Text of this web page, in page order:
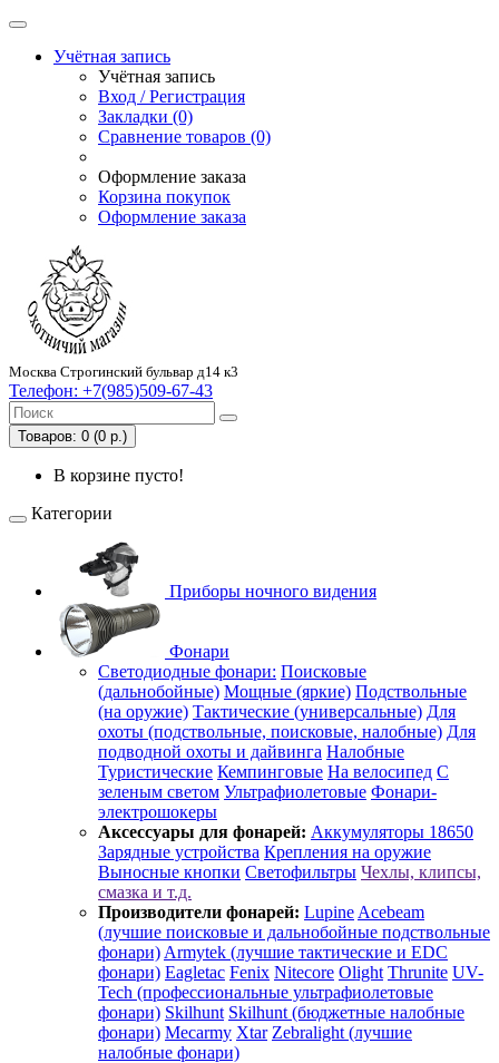
Учётная запись
Учётная запись
Вход / Регистрация
Закладки (0)
Сравнение товаров (0)
Оформление заказа
Корзина покупок
Оформление заказа
Москва Строгинский бульвар д14 к3
Телефон: +7(985)509-67-43
Товаров: 0 (0 р.)
В корзине пусто!
Категории
Приборы ночного видения
Фонари
Светодиодные фонари: Поисковые
(дальнобойные) Мощные (яркие) Подствольные
(на оружие) Тактические (универсальные) Для
охоты (подствольные, поисковые, налобные) Для
подводной охоты и дайвинга Налобные
Туристические Кемпинговые На велосипед С
зеленым светом Ультрафиолетовые Фонари-
электрошокеры
Аксессуары для фонарей: Аккумуляторы 18650
Зарядные устройства Крепления на оружие
Выносные кнопки Светофильтры Чехлы, клипсы,
смазка и т.д.
Производители фонарей: Lupine Acebeam
(лучшие поисковые и дальнобойные подствольные
фонари) Armytek (лучшие тактические и EDC
фонари) Eagletac Fenix Nitecore Olight Thrunite UV-
Tech (профессиональные ультрафиолетовые
фонари) Skilhunt Skilhunt (бюджетные налобные
фонари) Mecarmy Xtar Zebralight (лучшие
налобные фонари)